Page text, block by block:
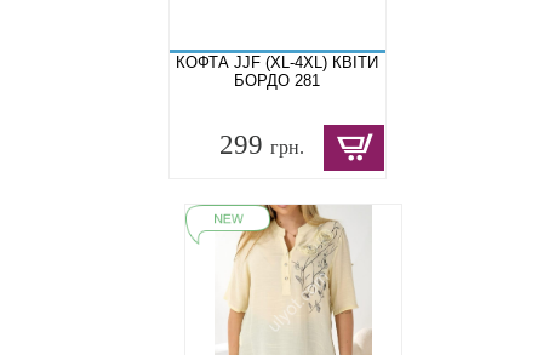
КОФТА JJF (XL-4XL) КВІТИ
БОРДО 281
299 грн.